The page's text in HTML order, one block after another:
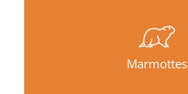
Marmottes